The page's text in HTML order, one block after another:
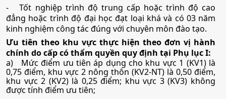
• Phương thức xét tuyển:Ưu TiênĐGNL HCM ĐT THPTHọc Bạ
• Tổ hợp:B00; A00; A06; D07; X10; X11; C02
19. Du lịch
•Mã ngành: 7810101
- Tốt nghiệp trình độ trung cấp hoặc trình độ cao
đẳng hoặc trình độ đại học đạt loại khá và có 03 năm
kinh nghiệm công tác đúng với chuyên môn đào tạo.
Ưu tiên theo khu vực thực hiện theo đơn vị hành
chính do cấp có thẩm quyền quy định tại Phụ lục I:
a) Mức điểm ưu tiên áp dụng cho khu vực 1 (KV1) là
0,75 điểm, khu vực 2 nông thôn (KV2-NT) là 0,50 điểm,
khu vực 2 (KV2) là 0,25 điểm; khu vực 3 (KV3) không
được tính điểm ưu tiên;